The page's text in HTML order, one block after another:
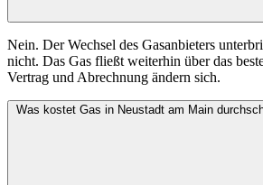
Nein. Der Wechsel des Gasanbieters
nicht. Das Gas fließt weiterhin über das
Vertrag und Abrechnung ändern sich.
Was kostet Gas in Neustadt am Main